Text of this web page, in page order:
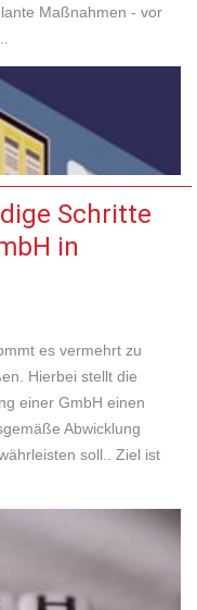
Maßnahmen - vor
Schritte
in
es vermehrt zu
Hierbei stellt die
einer GmbH einen
Abwicklung
soll.. Ziel ist